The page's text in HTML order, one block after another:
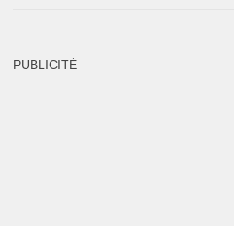
PUBLICITÉ